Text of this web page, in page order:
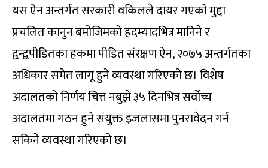
यस ऐन अन्तर्गत सरकारी वकिलले दायर गएको मुद्दा
प्रचलित कानुन बमोजिमको हदम्यादभित्र मानिने र
द्वन्द्वपीडितका हकमा पीडित संरक्षण ऐन, २०७५ अन्तर्गतका
अधिकार समेत लागू हुने व्यवस्था गरिएको छ। विशेष
अदालतको निर्णय चित्त नबुझे ३५ दिनभित्र सर्वोच्च
अदालतमा गठन हुने संयुक्त इजलासमा पुनरावेदन गर्न
सकिने व्यवस्था गरिएको छ।